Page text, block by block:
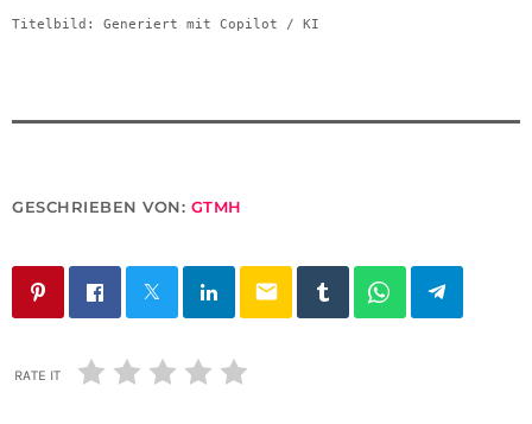
Titelbild: Generiert mit Copilot / KI
GESCHRIEBEN VON: GTMH
email
RATE IT